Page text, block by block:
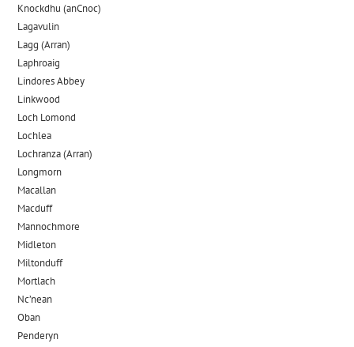
Knockdhu (anCnoc)
Lagavulin
Lagg (Arran)
Laphroaig
Lindores Abbey
Linkwood
Loch Lomond
Lochlea
Lochranza (Arran)
Longmorn
Macallan
Macduff
Mannochmore
Midleton
Miltonduff
Mortlach
Nc’nean
Oban
Penderyn